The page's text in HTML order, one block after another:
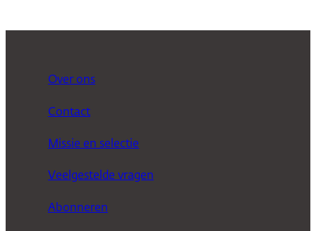
Over ons
Contact
Missie en selectie
Veelgestelde vragen
Abonneren